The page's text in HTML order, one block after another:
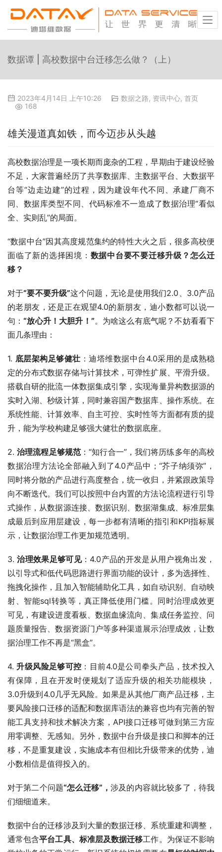
数据谭 | 高校数据中台迁移怎么做？（上）
2023年4月14日 上午10:26 数据之路, 资讯中心, 首页
168
雄关漫道真如铁，而今迈步从头越
高校数据治理是一项长期而庞杂的工程，早期由于建设经验
不足，大家普遍经历了共享数据库、主数据平台、大数据平
台等“边走边建”的过程，因为建设年代不同、承建厂商不
同、数据库类型不同、代码标准不一造成了数据治理“看似
全、实则乱”的局面。
“数据中台”因其高度规范集约的特性大火之后，很多高校便
面临了新的选择困境： 数据中台要不要迁移升级？怎么迁
移？
对于“要不要升级”这个问题，无论是使用我们2.0、3.0产品
的老朋友，还是正在观望4.0的新朋友，迪小数都可以说一
句：“放心升！大胆升！”。为啥这么有底气呢？不妨看看下
面几条理由：
1. 底层架构足够健壮 ：迪塔维数据中台4.0采用的是成熟稳
定的分布式数据存储与计算技术，可弹性扩展、平滑升级。
搭载自研的批流一体数据集成引擎，实现海量异构数据源的
实时入湖、秒级计算，同时兼容国产数据库、操作系统。在
系统性能、计算效率、自主可控、实时性等方面都有质的提
升，能为学校构建足够强大健壮的数据底座。
2. 治理流程足够规范：“知行合一”，我们将历练多年的高校
数据治理方法论全部融入到了4.0产品中；“芥子纳须弥”，
同时将分散的产品进行高度整合，统一收归，并紧跟政策导
向不断迭代。我们可以按照中台内置的方法论流程进行引导
式操作，从数据源连接、数据识别、数据湖集成、标准层集
成最后到应用层建设，每一步都有清晰的指引和KPI指标展
示，让数据治理工作更加规范透明。
3. 治理效果足够可见：4.0产品的开发是从用户视角出发，
以引导式和低代码思路进行界面功能的设计，多为选择性、
拖拽化操作，且加入智能辅助化工具，如自动识别、自动映
射、智能sql转换等，真正降低使用门槛。同时治理成效更
可见，有建设进度看板、数据血缘流向、集成任务监控、问
题质量报告、数据资源门户等多种渠道展示治理成效，让数
据治理工作不再是“黑盒”。
4. 升级风险足够可控 ：目前4.0是公司拳头产品，技术投入
有保障，且在开发时便规划了适应升级的相关功能模块，
3.0升级到4.0几乎无风险。如果是从其他厂商产品迁移，主
要风险接口迁移的适配和数据库语法的兼容也均有完善的智
能工具支持和技术解决方案，API接口迁移可做到第三方应
用零调整、无感知。另外，数据中台升级是接口和脚本的迁
移，不是重复建设，实施成本有但相比升级带来的优势，迪
小数相信是值得投入的。
对于第二个问题“怎么迁移”，涉及的内容就比较多了，待我
们细细道来。
数据中台的迁移涉及到大量的数据迁移、系统重建和调整，
通常包含平台工具、标准层及数据迁移工作。为保证不影响